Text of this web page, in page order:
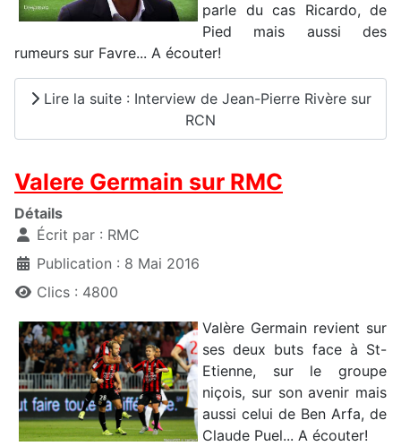
parle du cas Ricardo, de
Pied mais aussi des
rumeurs sur Favre... A écouter!
Lire la suite : Interview de Jean-Pierre Rivère sur
RCN
Valere Germain sur RMC
Détails
Écrit par : RMC
Publication : 8 Mai 2016
Clics : 4800
Valère Germain revient sur
ses deux buts face à St-
Etienne, sur le groupe
niçois, sur son avenir mais
aussi celui de Ben Arfa, de
Claude Puel... A écouter!